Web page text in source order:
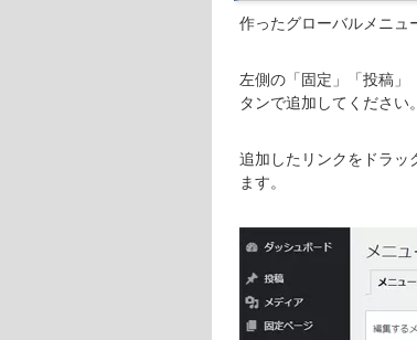
作ったグローバルメニュ
左側の「固定」「投稿」
タンで追加してください。
追加したリンクをドラッ
ます。